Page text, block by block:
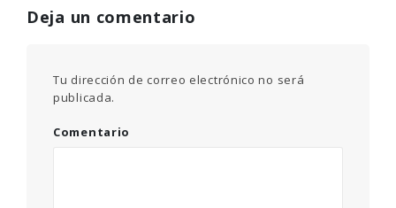
Deja un comentario
Tu dirección de correo electrónico no será
publicada.
Comentario